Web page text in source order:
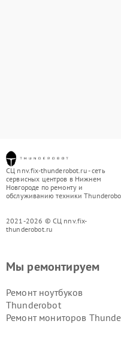
СЦ nnv.fix-thunderobot.ru - сеть
сервисных центров в Нижнем
Новгороде по ремонту и
обслуживанию техники
2021-2026 © СЦ nnv.fix-
thunderobot.ru
Мы ремонтируем
Ремонт ноутбуков
Thunderobot
Ремонт мониторов